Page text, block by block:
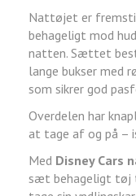
Nattøjet er
behageligt mod
natten. Sættet
lange bukser med
som sikrer god
Overdelen har
at tage af og på –
Med Disney Cars
sæt behageligt tøj